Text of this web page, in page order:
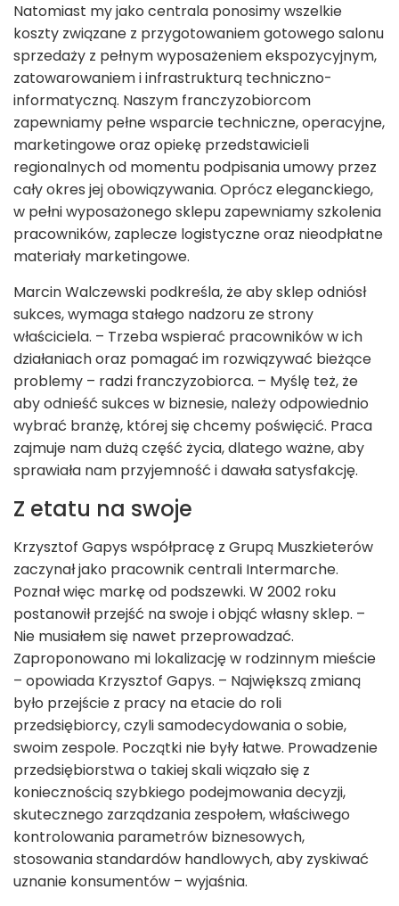
Natomiast my jako centrala ponosimy wszelkie
koszty związane z przygotowaniem gotowego salonu
sprzedaży z pełnym wyposażeniem ekspozycyjnym,
zatowarowaniem i infrastrukturą techniczno-
informatyczną. Naszym franczyzobiorcom
zapewniamy pełne wsparcie techniczne, operacyjne,
marketingowe oraz opiekę przedstawicieli
regionalnych od momentu podpisania umowy przez
cały okres jej obowiązywania. Oprócz eleganckiego,
w pełni wyposażonego sklepu zapewniamy szkolenia
pracowników, zaplecze logistyczne oraz nieodpłatne
materiały marketingowe.
Marcin Walczewski podkreśla, że aby sklep odniósł
sukces, wymaga stałego nadzoru ze strony
właściciela. – Trzeba wspierać pracowników w ich
działaniach oraz pomagać im rozwiązywać bieżące
problemy – radzi franczyzobiorca. – Myślę też, że
aby odnieść sukces w biznesie, należy odpowiednio
wybrać branżę, której się chcemy poświęcić. Praca
zajmuje nam dużą część życia, dlatego ważne, aby
sprawiała nam przyjemność i dawała satysfakcję.
Z etatu na swoje
Krzysztof Gapys współpracę z Grupą Muszkieterów
zaczynał jako pracownik centrali Intermarche.
Poznał więc markę od podszewki. W 2002 roku
postanowił przejść na swoje i objąć własny sklep. –
Nie musiałem się nawet przeprowadzać.
Zaproponowano mi lokalizację w rodzinnym mieście
– opowiada Krzysztof Gapys. – Największą zmianą
było przejście z pracy na etacie do roli
przedsiębiorcy, czyli samodecydowania o sobie,
swoim zespole. Początki nie były łatwe. Prowadzenie
przedsiębiorstwa o takiej skali wiązało się z
koniecznością szybkiego podejmowania decyzji,
skutecznego zarządzania zespołem, właściwego
kontrolowania parametrów biznesowych,
stosowania standardów handlowych, aby zyskiwać
uznanie konsumentów – wyjaśnia.